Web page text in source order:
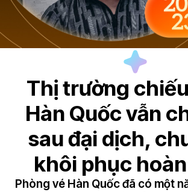
Thị trường
Hàn Quốc vẫn
sau đại dịch,
khôi phục
Phòng vé Hàn Quốc đã có một